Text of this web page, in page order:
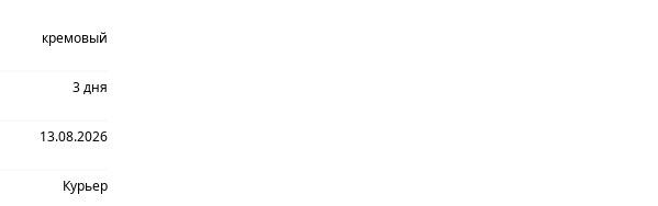
кремовый
3 дня
13.08.2026
Курьер